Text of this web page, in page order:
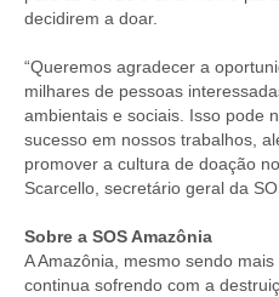
decidirem a doar.
“Queremos agradecer a
milhares de pessoas
ambientais e sociais. Isso pode
sucesso em nossos trabalhos,
promover a cultura de doação
Scarcello, secretário geral da
Sobre a SOS Amazônia
A Amazônia, mesmo sendo
continua sofrendo com a